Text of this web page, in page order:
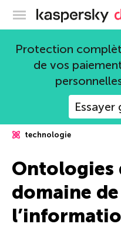
Protection
de vos
technologie
Ontologies
domaine